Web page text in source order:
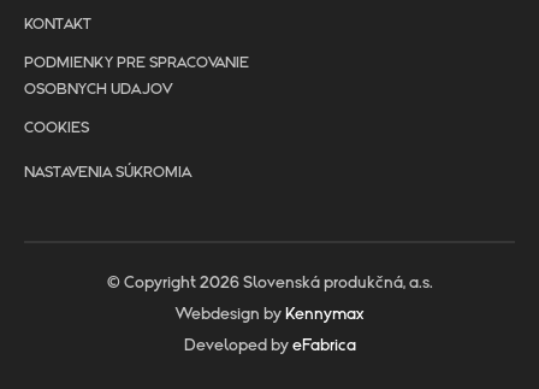
KONTAKT
PODMIENKY PRE SPRACOVANIE
OSOBNYCH UDAJOV
COOKIES
NASTAVENIA SÚKROMIA
© Copyright 2026 Slovenská produkčná, a.s.
Webdesign by Kennymax
Developed by eFabrica